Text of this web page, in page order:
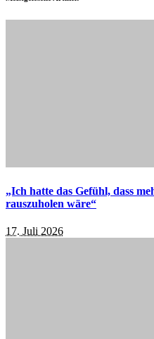
„Ich hatte das Gefühl, dass
rauszuholen wäre“
17. Juli 2026